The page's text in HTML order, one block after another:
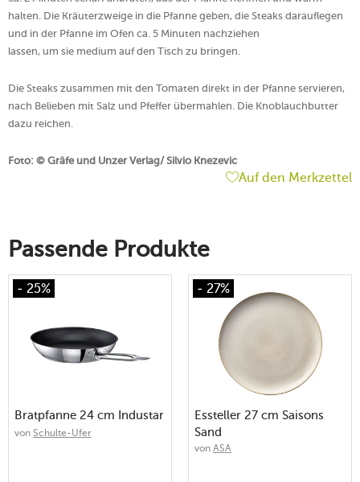
halten. Die Kräuterzweige in die Pfanne geben, die Steaks darauflegen
und in der Pfanne im Ofen ca. 5 Minuten nachziehen
lassen, um sie medium auf den Tisch zu bringen.
Die Steaks zusammen mit den Tomaten direkt in der Pfanne servieren,
nach Belieben mit Salz und Pfeffer übermahlen. Die Knoblauchbutter
dazu reichen.
Foto: © Gräfe und Unzer Verlag/ Silvio Knezevic
Auf den Merkzettel
Passende Produkte
- 25%
Bratpfanne 24 cm Industar
von Schulte-Ufer
- 27%
Essteller 27 cm Saisons
Sand
von ASA